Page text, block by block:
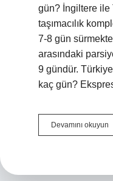
gün? İngiltere ile
taşımacılık
7-8 gün
arasındaki
9 gündür.
kaç gün?
Devamını okuyun